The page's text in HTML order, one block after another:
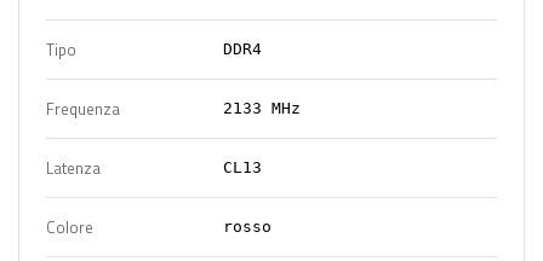
Tipo DDR4
Frequenza 2133 MHz
Latenza CL13
Colore rosso